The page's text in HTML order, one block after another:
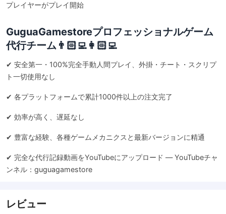
プレイヤーがプレイ開始
GuguaGamestoreプロフェッショナルゲーム
代行チーム👨🏻‍💻👩🏻‍💻
✔ 安全第一・100%完全手動人間プレイ、外掛・チート・スクリプ
ト一切使用なし
✔ 各プラットフォームで累計1000件以上の注文完了
✔ 効率が高く、遅延なし
✔ 豊富な経験、各種ゲームメカニクスと最新バージョンに精通
✔ 完全な代行記録動画をYouTubeにアップロード — YouTubeチャ
ンネル： guguagamestore
レビュー